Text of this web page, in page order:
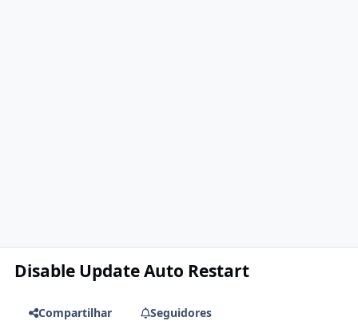
Disable Update Auto Restart
Compartilhar
Seguidores